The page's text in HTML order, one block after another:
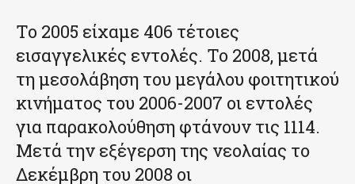
Το 2005 είχαμε 406 τέτοιες
εισαγγελικές εντολές. Το 2008, μετά
τη μεσολάβηση του μεγάλου φοιτητικού
κινήματος του 2006-2007 οι εντολές
για παρακολούθηση φτάνουν τις 1114.
Μετά την εξέγερση της νεολαίας το
Δεκέμβρη του 2008 οι